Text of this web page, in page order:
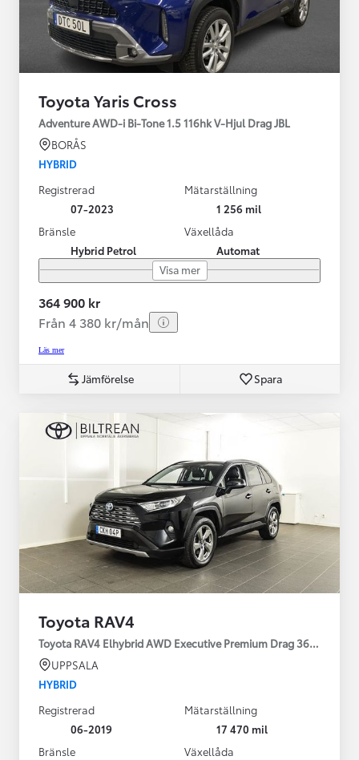
Toyota Yaris Cross
Adventure AWD-i Bi-Tone 1.5 116hk V-Hjul Drag JBL
BORÅS
HYBRID
Registrerad
07-2023
Mätarställning
1 256 mil
Bränsle
Hybrid Petrol
Växellåda
Automat
Visa mer
364 900 kr
Från 4 380 kr/mån
Läs mer
Jämförelse Spara
Toyota RAV4
Toyota RAV4 Elhybrid AWD Executive Premium Drag 360-kamera
UPPSALA
HYBRID
Registrerad
06-2019
Mätarställning
17 470 mil
Bränsle
Växellåda